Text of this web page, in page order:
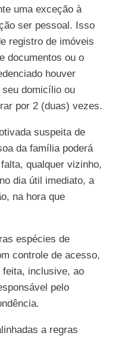
uma exceção à
ser pessoal. Isso
registro de imóveis
documentos ou o
houver
domicílio ou
por 2 (duas) vezes.
suspeita de
da família poderá
qualquer vizinho,
dia útil imediato, a
na hora que
espécies de
controle de acesso,
inclusive, ao
pelo
a regras